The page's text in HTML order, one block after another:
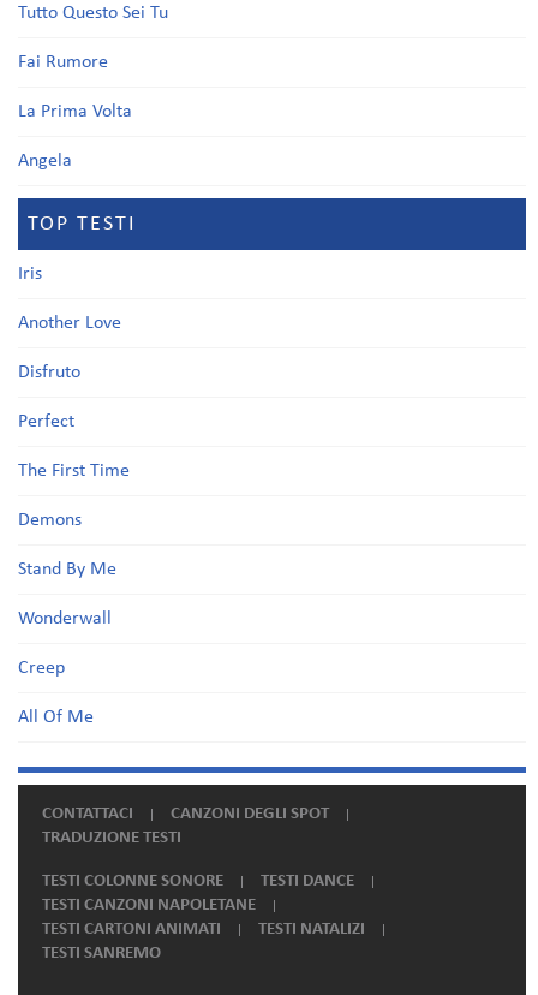
Tutto Questo Sei Tu
Fai Rumore
La Prima Volta
Angela
TOP TESTI
Iris
Another Love
Disfruto
Perfect
The First Time
Demons
Stand By Me
Wonderwall
Creep
All Of Me
CONTATTACI
CANZONI DEGLI SPOT
TRADUZIONE TESTI
TESTI COLONNE SONORE
TESTI DANCE
TESTI CANZONI NAPOLETANE
TESTI CARTONI ANIMATI
TESTI NATALIZI
TESTI SANREMO